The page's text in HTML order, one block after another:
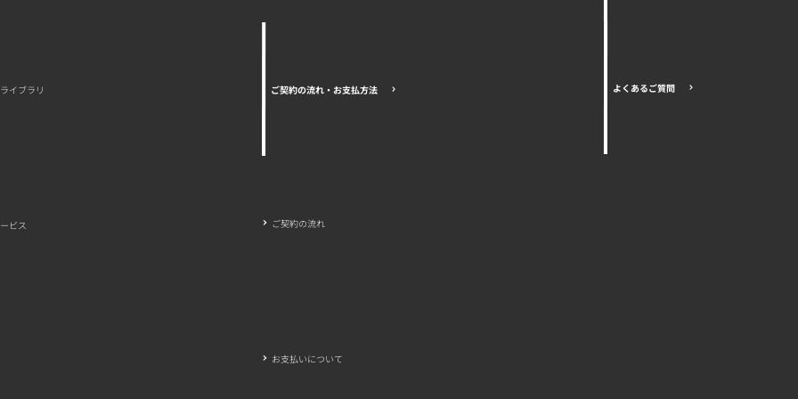
イブラリ
ビス
ご契約の流れ・お支払方法
ご契約の流れ
お支払いについて
よくあるご質問